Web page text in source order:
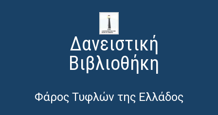
Δανειστική
Βιβλιοθήκη
Φάρος Τυφλών της Ελλάδος